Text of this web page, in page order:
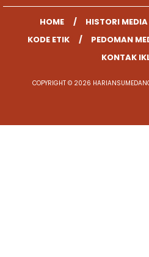
HOME HISTORI MEDIA
KODE ETIK
PEDOMAN
KONTAK
COPYRIGHT © 2026